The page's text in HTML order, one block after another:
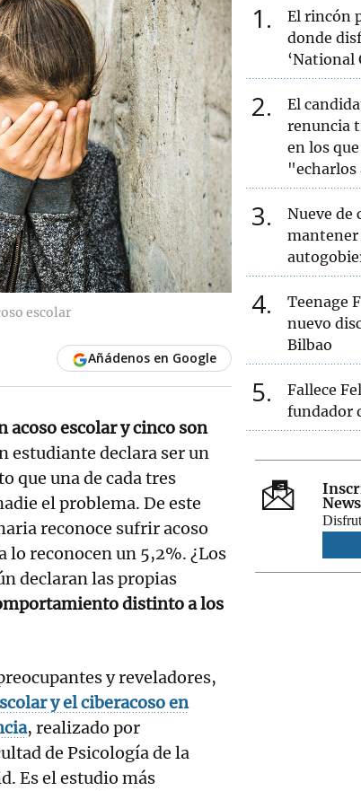
escolar
Añádenos en Google
acoso escolar y cinco son
estudiante declara ser un
que una de cada tres
el problema. De este
reconoce sufrir acoso
lo reconocen un 5,2%. ¿Los
declaran las propias
distinto a los
y reveladores,
y el ciberacoso en
, realizado por
de Psicología de la
Es el estudio más
1
El rincón
donde
‘National
2
El
renuncia
en los
"echarlos
3
Nueve de
mantener
4
Teenage
nuevo
Bilbao
5
Fallece
fundador